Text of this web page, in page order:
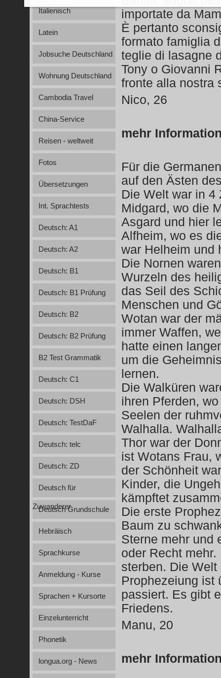
Italienisch
Latein
Jobsuche Deutschland
Wohnung Deutschland
Cambodia Travel
China-Service
Reisen - weltweit
Fotos
Übersetzungen
Int. Sprachtests
Deutsch: A1
Deutsch: A2
Deutsch: B1
Deutsch: B1 Prüfung
Deutsch: B2
Deutsch: B2 Prüfung
B2 Test Grammatik
Deutsch: C1
Deutsch: DSH
Deutsch: TestDaF
Deutsch: telc
Deutsch: ZD
Deutsch für
Zuwanderer
Deutsch Grundschule
Hebräisch
Sprachkurse
Anmeldung - Kurse
Sprachen + Kursorte
Einzelunterricht
Phonetik
longua.org - News
importate da
È pertanto
formato famiglia
teglie di lasagne
Tony o Giovanni
fronte alla nostra
Nico, 26
mehr
Für die
auf den Ästen
Die Welt war in 4
Midgard, wo die
Asgard und hier
Alfheim, wo es
war Helheim und
Die Nornen
Wurzeln des
das Seil des
Menschen und
Wotan war der
immer Waffen,
hatte einen
um die
lernen.
Die Walküren
ihren Pferden,
Seelen der
Walhalla.
Thor war der
ist Wotans Frau,
der Schönheit
Kinder, die
kämpftet
Die erste
Baum zu
Sterne mehr und
oder Recht
sterben. Die
Prophezeiung ist
passiert. Es gibt
Friedens.
Manu, 20
mehr